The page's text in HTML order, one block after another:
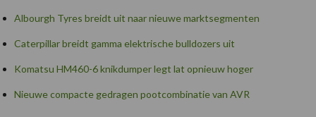
Albourgh Tyres breidt uit naar nieuwe marktsegmenten
Caterpillar breidt gamma elektrische bulldozers uit
Komatsu HM460-6 knikdumper legt lat opnieuw hoger
Nieuwe compacte gedragen pootcombinatie van AVR